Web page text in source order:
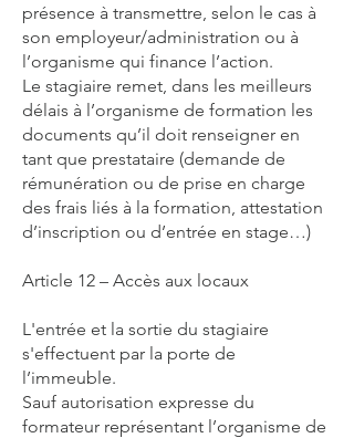
présence à transmettre, selon le cas à
son employeur/administration ou à
l’organisme qui finance l’action.
Le stagiaire remet, dans les meilleurs
délais à l’organisme de formation les
documents qu’il doit renseigner en
tant que prestataire (demande de
rémunération ou de prise en charge
des frais liés à la formation, attestation
d’inscription ou d’entrée en stage…)
Article 12 – Accès aux locaux
L'entrée et la sortie du stagiaire
s'effectuent par la porte de
l’immeuble.
Sauf autorisation expresse du
formateur représentant l’organisme de